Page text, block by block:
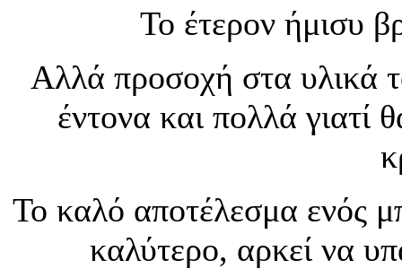
Το έτερον ήμισυ
Αλλά προσοχή στα υλικά
έντονα και πολλά γιατί
Το καλό αποτέλεσμα ενός
καλύτερο, αρκεί να